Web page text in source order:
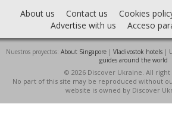
About us Contact us Cookies
Advertise with us
Acceso
Nuestros proyectos: About Singapore| Vladivostok hotels|
guides around the world
© 2026 Discover Ukraine. All
No part of this site may be reproduced without
website is owned by Discover